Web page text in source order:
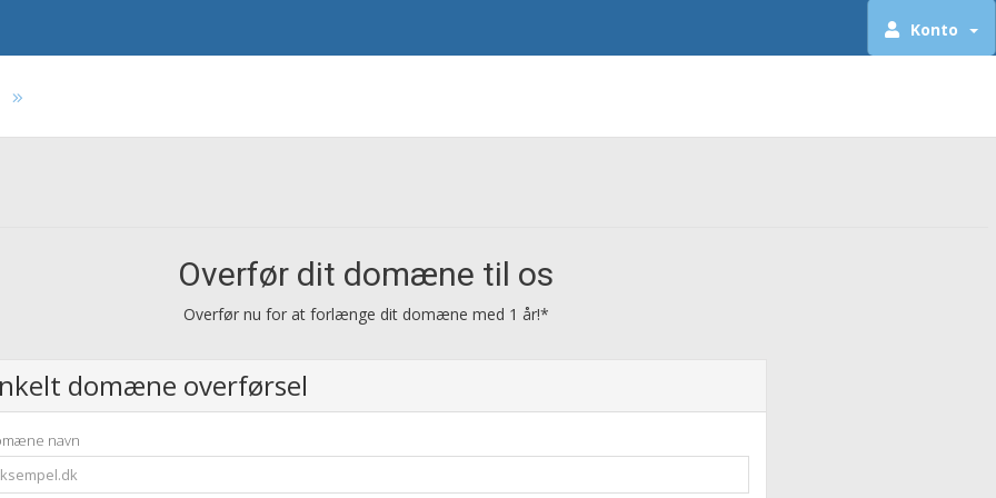
Konto
Overfør dit domæne til os
Overfør nu for at forlænge dit domæne med 1 år!*
domæne overførsel
navn